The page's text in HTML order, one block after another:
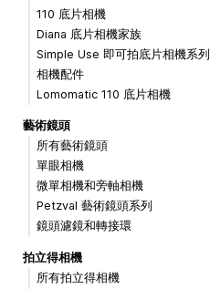
110 底片相機
Diana 底片相機家族
Simple Use 即可拍底片相機系列
相機配件
Lomomatic 110 底片相機
藝術鏡頭
所有藝術鏡頭
單眼相機
微單相機和旁軸相機
Petzval 藝術鏡頭系列
鏡頭濾鏡和轉接環
拍立得相機
所有拍立得相機